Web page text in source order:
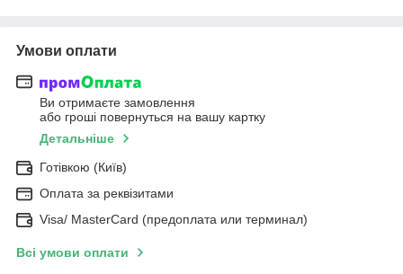
Умови оплати
Ви отримаєте замовлення
або гроші повернуться на вашу картку
Детальніше
Готівкою (Київ)
Оплата за реквізитами
Visa/ MasterCard (предоплата или терминал)
Всі умови оплати